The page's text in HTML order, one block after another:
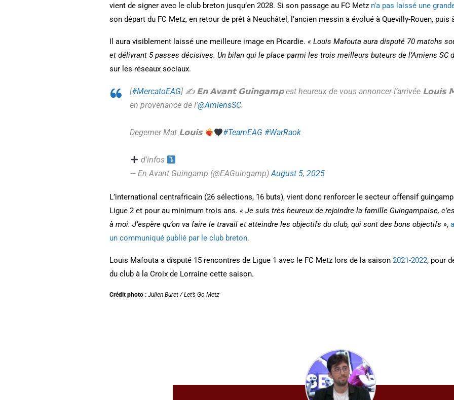
vient de signer avec le club breton jusqu’en 2028. Si son passage au FC Metz n’a pas laissé une
son départ du FC Metz, en retour de prêt à Neuchâtel, l’ancien messin a évolué à Quevilly-Rouen, puis
Il aura visiblement laissé une meilleure image en Picardie. « Louis Mafouta aura disputé 70 matchs
et délivrant 5 passes décisives. Un bilan qui le place parmi les trois meilleurs buteurs de l’Amiens SC
sur les réseaux sociaux.
[#MercatoEAG] ✍️ 𝗘𝗻 𝗔𝘃𝗮𝗻𝘁 𝗚𝘂𝗶𝗻𝗴𝗮𝗺𝗽 est heureux de vous annoncer l’arrivée 𝗟𝗼𝘂𝗶𝘀
en provenance de l’@AmiensSC.
Degemer Mat 𝗟𝗼𝘂𝗶𝘀 #TeamEAG #WarRaok
d'infos
— En Avant Guingamp (@EAGuingamp)August 5, 2025
L’international centrafricain (26 sélections, 16 buts), vient donc renforcer le secteur offensif
Ligue 2 et pour au minimum trois ans. « Je suis très heureux de rejoindre la famille Guingampaise,
à moi. J’espère qu’on va faire le travail et atteindre les objectifs du club, qui sont des bons objectifs »,
un communiqué publié par le club breton.
Louis Mafouta a disputé 15 rencontres de Ligue 1 avec le FC Metz lors de la saison 2021-2022, pour
du club à la Croix de Lorraine cette saison.
Crédit photo : Julien Buret / Let’s Go Metz